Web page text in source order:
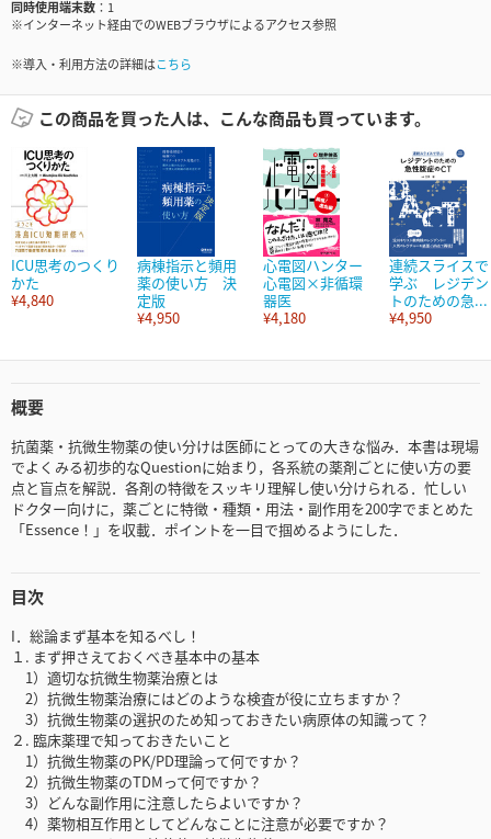
同時使用端末数
1
※インターネット経由でのWEBブラウザによるアクセス参照
※導入・利用方法の詳細はこちら
この商品を買った人は、こんな商品も買っています。
ICU思考のつくり
かた
¥4,840
病棟指示と頻用
薬の使い方 決
定版
¥4,950
心電図ハンター
心電図×非循環
器医
¥4,180
連続スライスで
学ぶ レジデン
トのための急...
¥4,950
概要
抗菌薬・抗微生物薬の使い分けは医師にとっての大きな悩み．本書は現場
でよくみる初歩的なQuestionに始まり，各系統の薬剤ごとに使い方の要
点と盲点を解説．各剤の特徴をスッキリ理解し使い分けられる．忙しい
ドクター向けに，薬ごとに特徴・種類・用法・副作用を200字でまとめた
「Essence！」を収載．ポイントを一目で掴めるようにした．
目次
I．総論まず基本を知るべし！
１. まず押さえておくべき基本中の基本
1）適切な抗微生物薬治療とは
2）抗微生物薬治療にはどのような検査が役に立ちますか？
3）抗微生物薬の選択のため知っておきたい病原体の知識って？
２. 臨床薬理で知っておきたいこと
1）抗微生物薬のPK/PD理論って何ですか？
2）抗微生物薬のTDMって何ですか？
3）どんな副作用に注意したらよいですか？
4）薬物相互作用としてどんなことに注意が必要ですか？